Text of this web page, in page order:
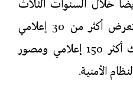
خلال السنوات الثلاث
الأخيرة منذ اندلاع الثورة تعرض أكثر من 30 إعلامي
للفصل من أعمالهم، وهناك أكثر 150 إعلامي ومصور
الأمنية.